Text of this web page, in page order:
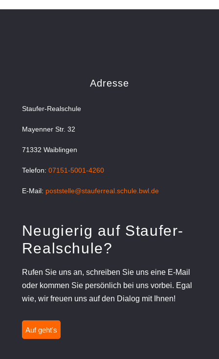
Adresse
Staufer-Realschule
Mayenner Str. 32
71332 Waiblingen
Telefon: 07151-5001-4260
E-Mail: poststelle@stauferreal.schule.bwl.de
Neugierig auf Staufer-
Realschule?
Rufen Sie uns an, schreiben Sie uns eine E-Mail
oder kommen Sie persönlich bei uns vorbei. Egal
wie, wir freuen uns auf den Dialog mit Ihnen!
Auf geht's